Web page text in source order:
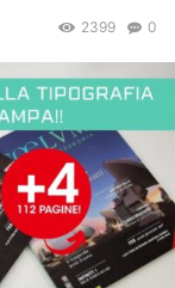
0
2399